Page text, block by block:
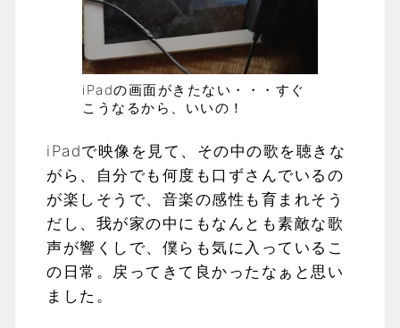
iPadの画面がきたない・・・すぐ
こうなるから、いいの！
iPadで映像を見て、その中の歌を聴きな
がら、自分でも何度も口ずさんでいるの
が楽しそうで、音楽の感性も育まれそう
だし、我が家の中にもなんとも素敵な歌
声が響くしで、僕らも気に入っているこ
の日常。戻ってきて良かったなぁと思い
ました。